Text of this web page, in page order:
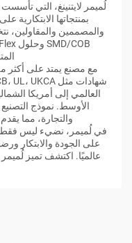
العالمي إلى أمريكا
الأوسط. نموذج التصنيع
والتجارة، مما
في لُميمر، نضيء ليس فقط
على الجودة والابتكار
عالميًا. اكتشف تميز لُميمر